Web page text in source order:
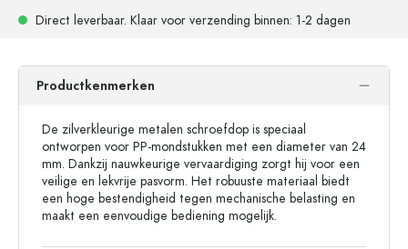
Direct leverbaar. Klaar voor verzending binnen: 1-2 dagen
Productkenmerken
De zilverkleurige metalen schroefdop is speciaal
ontworpen voor PP-mondstukken met een diameter van 24
mm. Dankzij nauwkeurige vervaardiging zorgt hij voor een
veilige en lekvrije pasvorm. Het robuuste materiaal biedt
een hoge bestendigheid tegen mechanische belasting en
maakt een eenvoudige bediening mogelijk.